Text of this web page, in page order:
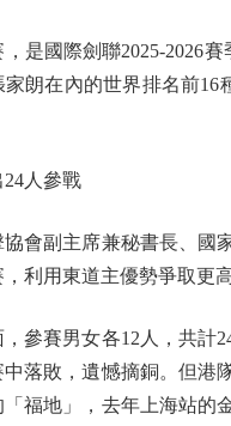
國際劍聯2025-2026賽
朗在內的世界排名前16
人參戰
副主席兼秘書長、國家
利用東道主優勢爭取更
賽男女各12人，共計24
落敗，遺憾摘銅。但港
福地」，去年上海站的